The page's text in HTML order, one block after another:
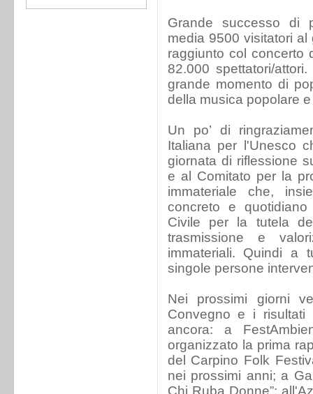
Grande successo di
media 9500 visitatori
raggiunto col concerto
82.000 spettatori/
grande momento di
della musica popolare
Un po’ di
Italiana per l'Unesco
giornata di riflessione
e al Comitato per la
immateriale che,
concreto e
Civile per la tutela
trasmissione e
immateriali. Quindi a
singole persone
Nei prossimi giorni
Convegno e i
ancora: a
organizzato la prima
del Carpino Folk
nei prossimi anni; a
Chi Ruba Donne”;